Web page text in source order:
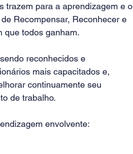
trazem para a aprendizagem e o
Recompensar, Reconhecer e
que todos ganham.
reconhecidos e
mais capacitados e,
continuamente seu
de trabalho.
envolvente: